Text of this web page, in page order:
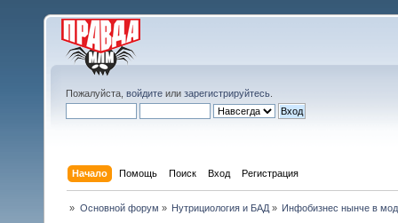
Пожалуйста, войдите или зарегистрируйтесь
Начало Помощь Поиск Вход Регистрация
» Основной форум » Нутрициология и БАД » Инфобизнес нынче в